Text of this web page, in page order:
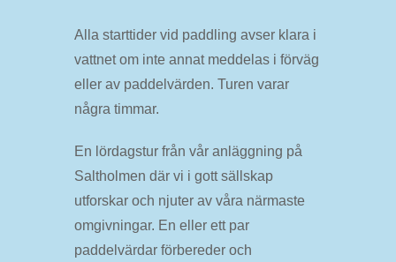
Alla starttider vid paddling avser klara i
vattnet om inte annat meddelas i förväg
eller av paddelvärden. Turen varar
några timmar.
En lördagstur från vår anläggning på
Saltholmen där vi i gott sällskap
utforskar och njuter av våra närmaste
omgivningar. En eller ett par
paddelvärdar förbereder och